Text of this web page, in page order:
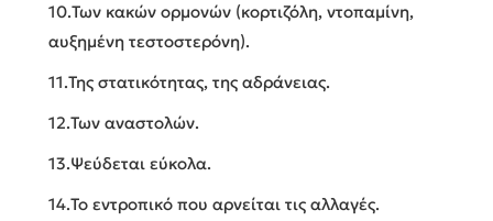
10.Των κακών ορμονών (κορτιζόλη, ντοπαμίνη,
αυξημένη τεστοστερόνη).
11.Της στατικότητας, της αδράνειας.
12.Των αναστολών.
13.Ψεύδεται εύκολα.
14.Το εντροπικό που αρνείται τις αλλαγές.